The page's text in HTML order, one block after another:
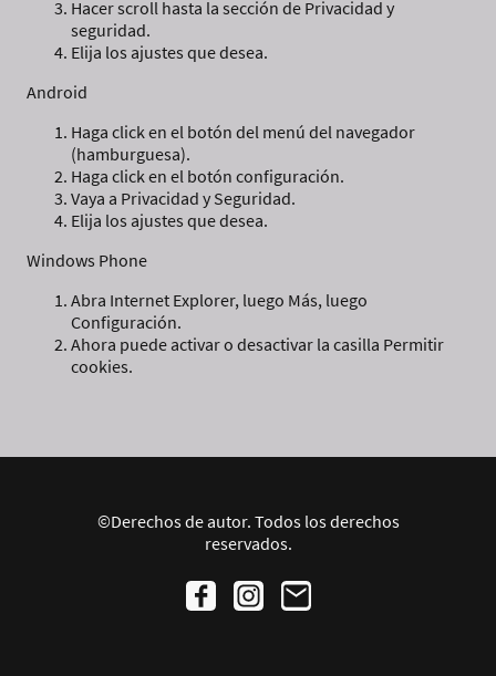
Hacer scroll hasta la sección de Privacidad y
seguridad.
Elija los ajustes que desea.
Android
Haga click en el botón del menú del navegador
(hamburguesa).
Haga click en el botón configuración.
Vaya a Privacidad y Seguridad.
Elija los ajustes que desea.
Windows Phone
Abra Internet Explorer, luego Más, luego
Configuración.
Ahora puede activar o desactivar la casilla Permitir
cookies.
©Derechos de autor. Todos los derechos
reservados.